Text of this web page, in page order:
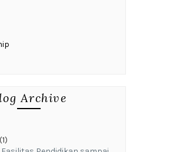
Archive
(1)